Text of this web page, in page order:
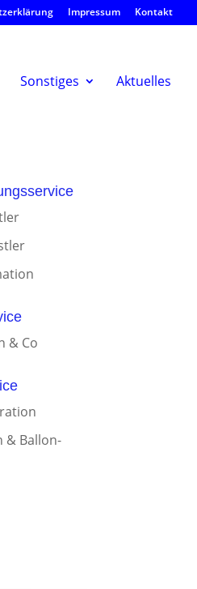
Impressum Kontakt
Sonstiges Aktuelles
& Co
& Ballon-